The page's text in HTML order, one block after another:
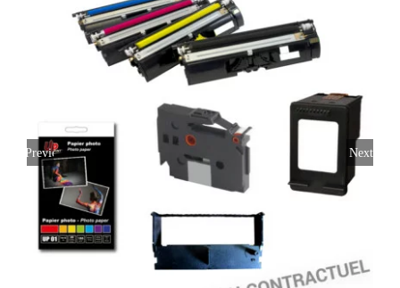
Previous Next